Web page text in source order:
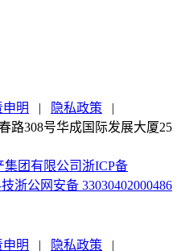
申明 | 隐私政策 |
路308号华成国际发展大厦25
团有限公司 浙ICP备
浙公网安备 33030402000486
申明 | 隐私政策 |